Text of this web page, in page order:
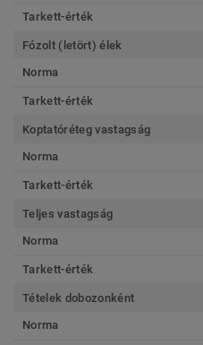
Tarkett-érték
Fózolt (letört) élek
Norma
Tarkett-érték
Koptatóréteg vastagság
Norma
Tarkett-érték
Teljes vastagság
Norma
Tarkett-érték
Tételek dobozonként
Norma